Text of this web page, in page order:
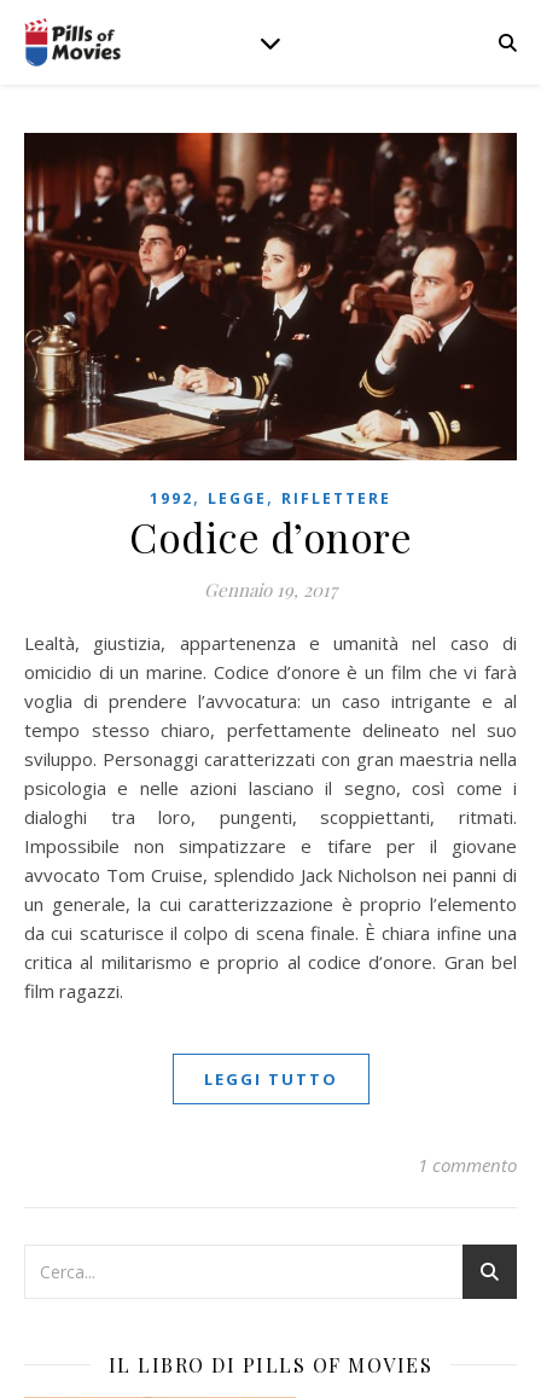
1992, LEGGE , RIFLETTERE
Codice d’onore
Gennaio 19, 2017
Lealtà, giustizia, appartenenza e umanità nel caso di
omicidio di un marine. Codice d’onore è un film che vi farà
voglia di prendere l’avvocatura: un caso intrigante e al
tempo stesso chiaro, perfettamente delineato nel suo
sviluppo. Personaggi caratterizzati con gran maestria nella
psicologia e nelle azioni lasciano il segno, così come i
dialoghi tra loro, pungenti, scoppiettanti, ritmati.
Impossibile non simpatizzare e tifare per il giovane
avvocato Tom Cruise, splendido Jack Nicholson nei panni di
un generale, la cui caratterizzazione è proprio l’elemento
da cui scaturisce il colpo di scena finale. È chiara infine una
critica al militarismo e proprio al codice d’onore. Gran bel
film ragazzi.
LEGGI TUTTO
1 commento
IL LIBRO DI PILLS OF MOVIES